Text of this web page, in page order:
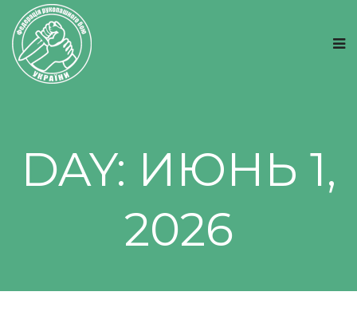
DAY: ИЮНЬ 1,
2026